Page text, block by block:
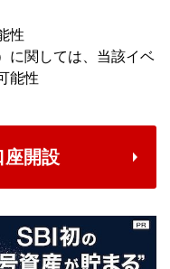
性
に関しては、当該イベ
能性
座開設